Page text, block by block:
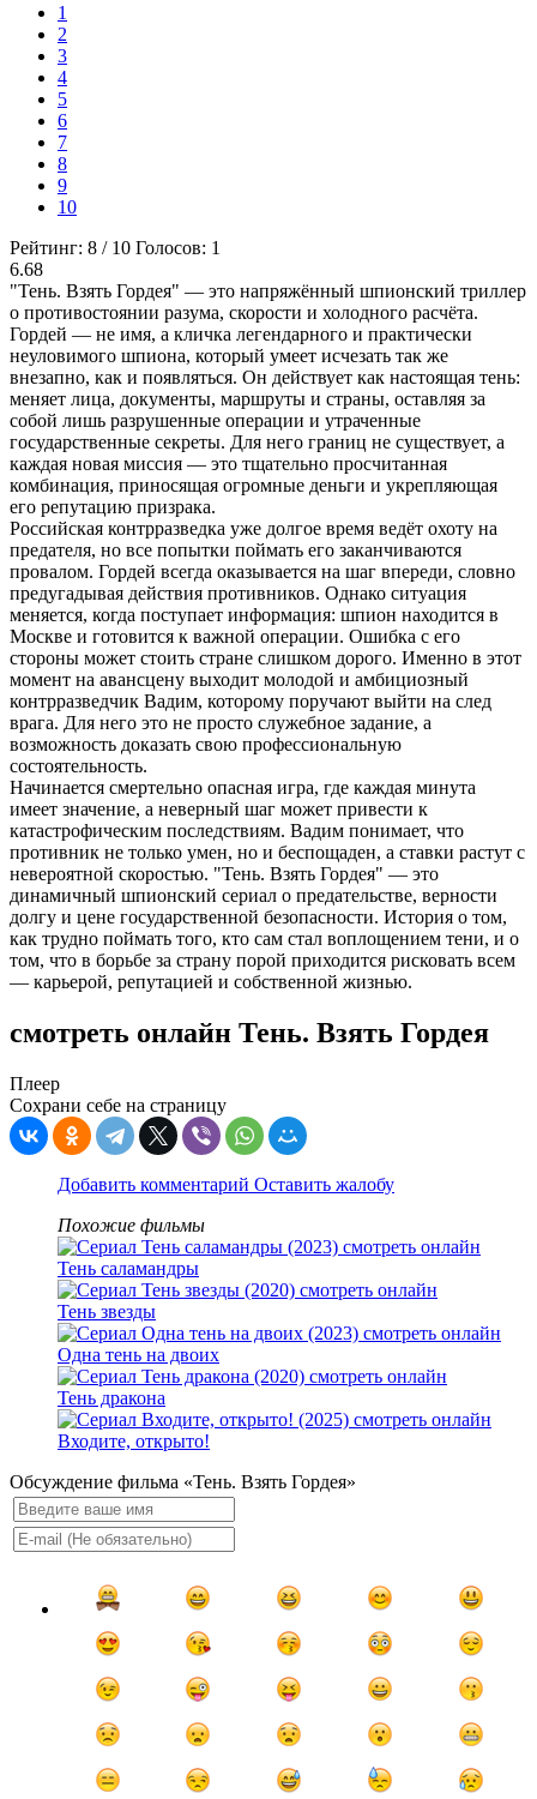
1
2
3
4
5
6
7
8
9
10
Рейтинг: 8 / 10 Голосов: 1
6.68
"Тень. Взять Гордея" — это напряжённый шпионский триллер
о противостоянии разума, скорости и холодного расчёта.
Гордей — не имя, а кличка легендарного и практически
неуловимого шпиона, который умеет исчезать так же
внезапно, как и появляться. Он действует как настоящая тень:
меняет лица, документы, маршруты и страны, оставляя за
собой лишь разрушенные операции и утраченные
государственные секреты. Для него границ не существует, а
каждая новая миссия — это тщательно просчитанная
комбинация, приносящая огромные деньги и укрепляющая
его репутацию призрака.
Российская контрразведка уже долгое время ведёт охоту на
предателя, но все попытки поймать его заканчиваются
провалом. Гордей всегда оказывается на шаг впереди, словно
предугадывая действия противников. Однако ситуация
меняется, когда поступает информация: шпион находится в
Москве и готовится к важной операции. Ошибка с его
стороны может стоить стране слишком дорого. Именно в этот
момент на авансцену выходит молодой и амбициозный
контрразведчик Вадим, которому поручают выйти на след
врага. Для него это не просто служебное задание, а
возможность доказать свою профессиональную
состоятельность.
Начинается смертельно опасная игра, где каждая минута
имеет значение, а неверный шаг может привести к
катастрофическим последствиям. Вадим понимает, что
противник не только умен, но и беспощаден, а ставки растут с
невероятной скоростью. "Тень. Взять Гордея" — это
динамичный шпионский сериал о предательстве, верности
долгу и цене государственной безопасности. История о том,
как трудно поймать того, кто сам стал воплощением тени, и о
том, что в борьбе за страну порой приходится рисковать всем
— карьерой, репутацией и собственной жизнью.
смотреть онлайн Тень. Взять Гордея
Плеер
Сохрани себе на страницу
Добавить комментарий Оставить жалобу
Похожие фильмы
Тень саламандры
Тень звезды
Одна тень на двоих
Тень дракона
Входите, открыто!
Обсуждение фильма «Тень. Взять Гордея»